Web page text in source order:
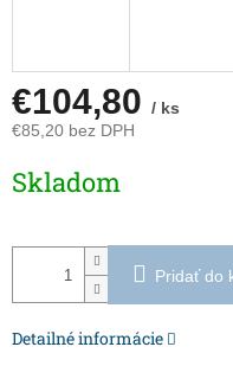
€104,80 / ks
€85,20 bez DPH
cena:
Skladom
Pridať do
Detailné informácie